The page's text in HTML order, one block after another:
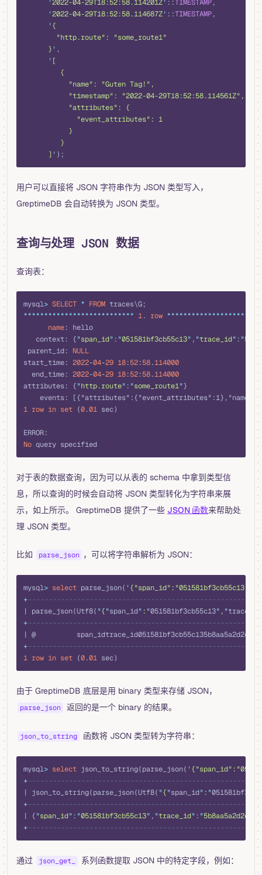
      '
2022-04-29T18:52:58.114201Z' ::TIMESTAMP,
      '
2022-04-29T18:52:58.114687Z' ::TIMESTAMP,
      '
{
        "http.route": "some_route1"
      }
' ,
      '
[
         {
           "name": "Guten Tag!",
           "timestamp": "2022-04-29T18:52:58.114561Z",
           "attributes": {
             "event_attributes": 1
           }
         }
      ]
' );
用户可以直接将 JSON 字符串作为 JSON 类型写入，
GreptimeDB 会自动转换为 JSON 类型。
查询与处理 JSON 数据
查询表：
mysql> SELECT * FROM traces\G;
*************************** 1. row
      name
: hello
   context: {
"span_id" : "051581bf3cb55c13" , "trace_id" : "
parent_id: NULL
start_time: 2022-04-29 18:52:58.114000
  end_time:
2022-04-29 18:52:58.114000
attributes: {"http.route" : "some_route1"}
events:
1 row in set (0.01 sec)
ERROR:
No query specified
对于表的数据查询，因为可以从表的 schema 中拿到类型信
息，所以查询的时候会自动将 JSON 类型转化为字符串来展
示，如上所示。 GreptimeDB 提供了一些 JSON 函数来帮助处
理 JSON 类型。
比如 parse_json ，可以将字符串解析为 JSON：
mysql> select parse_json( '
+
| parse_json(Utf8( "{"span_id" : "051581bf3cb55c13" , "trace_id
+
| @
+
1 row in set (0.01 sec)
由于 GreptimeDB 底层是用 binary 类型来存储 JSON，
parse_json 返回的是一个 binary 的结果。
json_to_string 函数将 JSON 类型转为字符串：
mysql> select json_to_string(parse_json( '
+
| json_to_string(parse_json(Utf8( "{"span_id" : "
+
| {"span_id" : "051581bf3cb55c13" , "trace_id" : "
+
通过 json_get_ 系列函数提取 JSON 中的特定字段，例如：